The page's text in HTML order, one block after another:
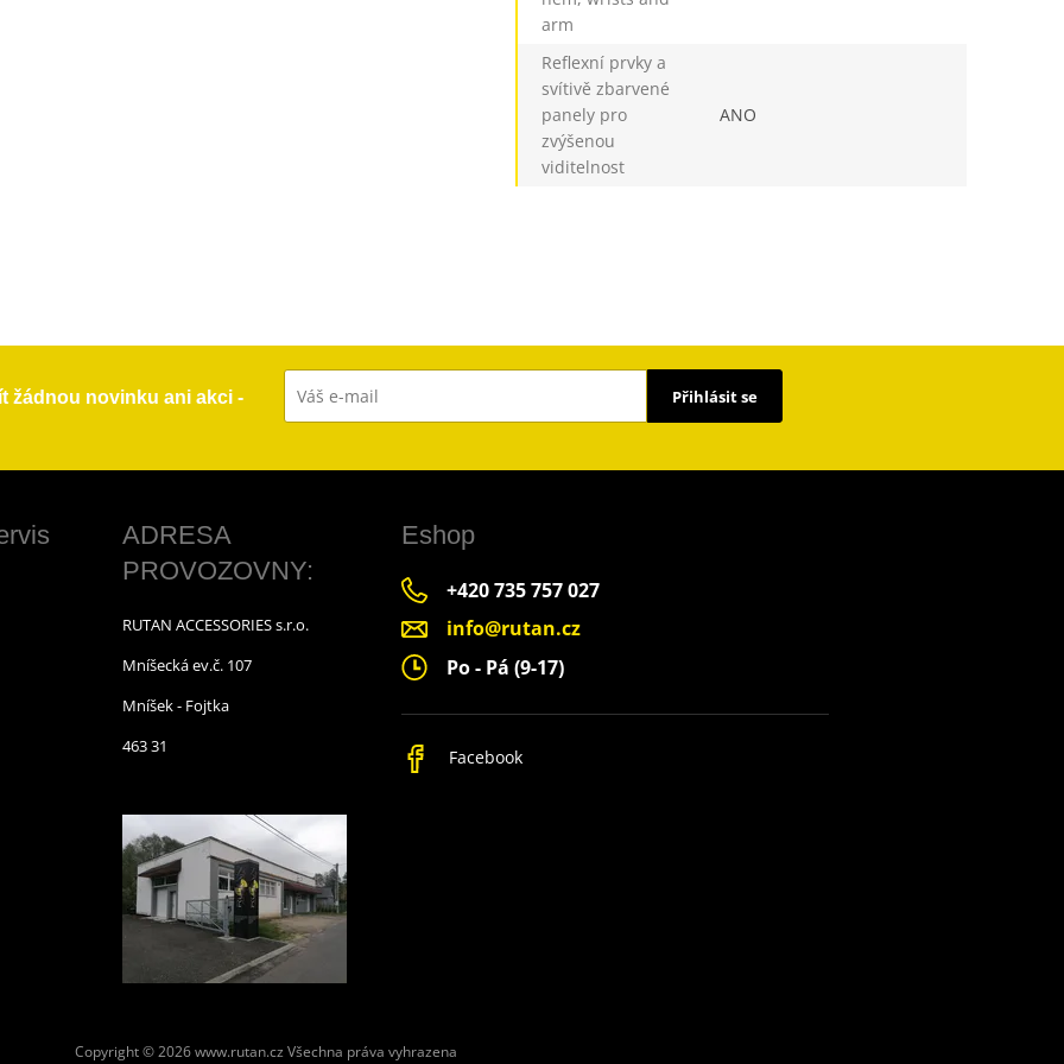
arm
Reflexní prvky a
svítivě zbarvené
panely pro
zvýšenou
viditelnost
ANO
žádnou novinku ani akci - Přihlásit se
ADRESA
PROVOZOVNY:
RUTAN ACCESSORIES s.r.o.
Mníšecká ev.č. 107
Mníšek - Fojtka
463 31
Eshop
+420 735 757 027
info@rutan.cz
Po - Pá (9-17)
Facebook
Copyright © 2026 www.rutan.cz Všechna práva vyhrazena